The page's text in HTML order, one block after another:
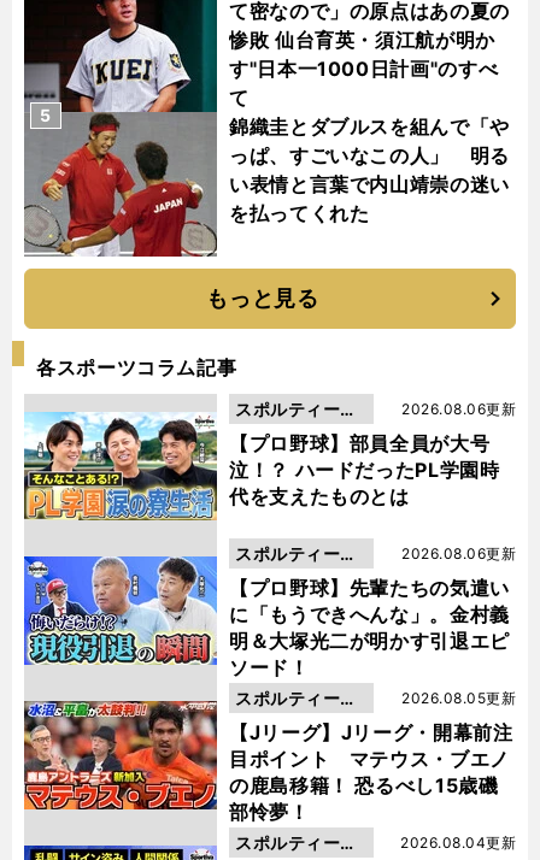
て密なので」の原点はあの夏の
惨敗 仙台育英・須江航が明か
す"日本一1000日計画"のすべ
て
錦織圭とダブルスを組んで「や
っぱ、すごいなこの人」 明る
い表情と言葉で内山靖崇の迷い
を払ってくれた
5
もっと見る
各スポーツコラム記事
【プロ野球】部員全員が大号
泣！？ ハードだったPL学園時
代を支えたものとは
2026.08.06更新
スポルティーバ
動画
【プロ野球】先輩たちの気遣い
に「もうできへんな」。金村義
明＆大塚光二が明かす引退エピ
ソード！
2026.08.06更新
スポルティーバ
動画
【Jリーグ】Jリーグ・開幕前注
目ポイント マテウス・ブエノ
の鹿島移籍！ 恐るべし15歳磯
部怜夢！
2026.08.05更新
スポルティーバ
動画
2026.08.04更新
スポルティーバ